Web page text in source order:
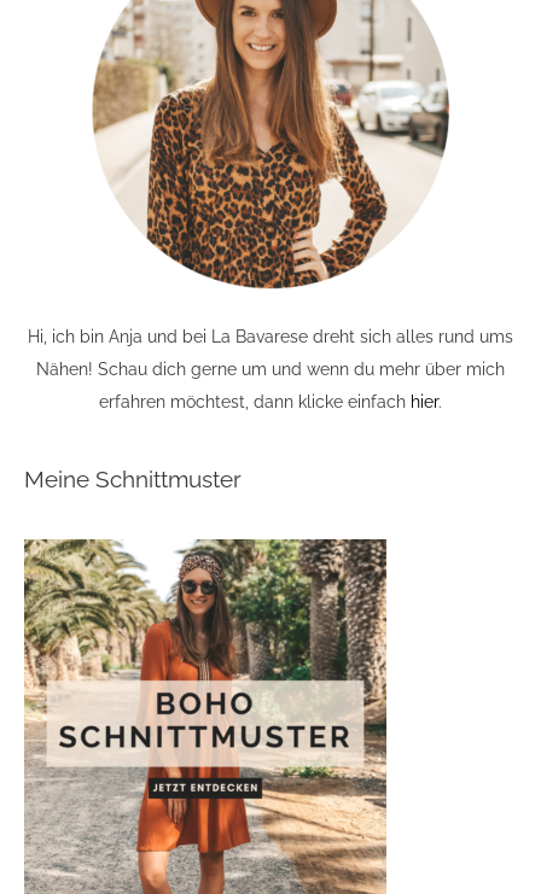
Hi, ich bin Anja und bei La Bavarese dreht sich alles rund ums
Nähen! Schau dich gerne um und wenn du mehr über mich
erfahren möchtest, dann klicke einfach hier.
Meine Schnittmuster